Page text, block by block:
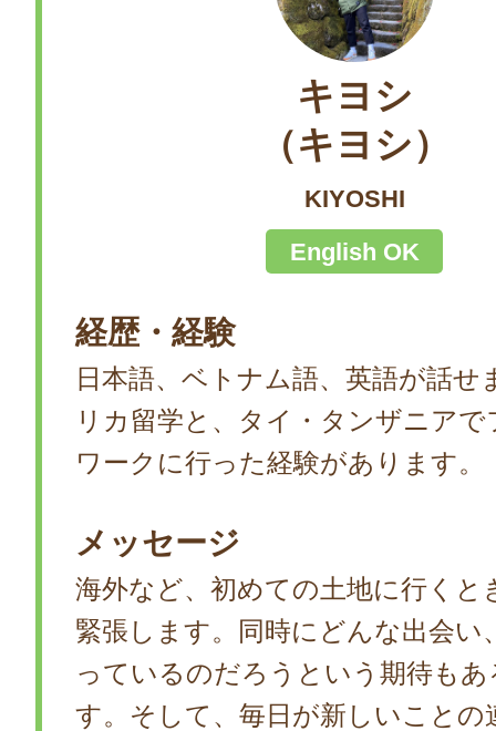
キヨシ
（キヨシ）
KIYOSHI
English OK
経歴・経験
日本語、ベトナム語、英語が話せ
リカ留学と、タイ・タンザニアで
ワークに行った経験があります。
メッセージ
海外など、初めての土地に行くと
緊張します。同時にどんな出会い
っているのだろうという期待も
す。そして、毎日が新しいことの